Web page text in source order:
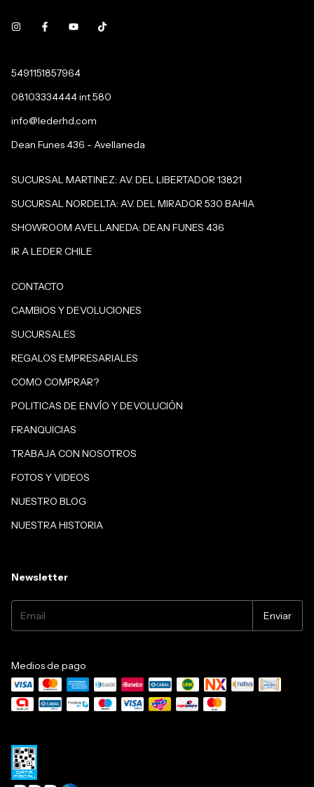
5491151857964
08103334444 int 580
info@lederhd.com
Dean Funes 436 - Avellaneda
SUCURSAL MARTINEZ: AV. DEL LIBERTADOR 13821
SUCURSAL NORDELTA: AV. DEL MIRADOR 530 BAHIA
SHOWROOM AVELLANEDA: DEAN FUNES 436
IR A LEDER CHILE
CONTACTO
CAMBIOS Y DEVOLUCIONES
SUCURSALES
REGALOS EMPRESARIALES
COMO COMPRAR?
POLITICAS DE ENVÍO Y DEVOLUCIÓN
FRANQUICIAS
TRABAJA CON NOSOTROS
FOTOS Y VIDEOS
NUESTRO BLOG
NUESTRA HISTORIA
Newsletter
Medios de pago